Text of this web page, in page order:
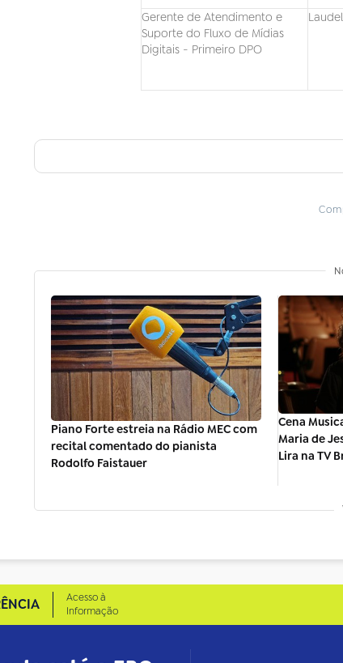
Gerente de Atendimento e
Suporte do Fluxo de Mídias
Digitais - Primeiro DPO
Piano Forte estreia na Rádio MEC com
recital comentado do pianista
Rodolfo Faistauer
Cena
Maria de
Lira na TV
Acesso à
Informação